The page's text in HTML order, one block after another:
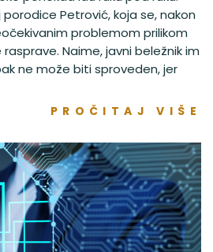
Petrović, koja se, nakon
problemom prilikom
Naime, javni beležnik im
ne može biti sproveden, jer
PROČITAJ VIŠE